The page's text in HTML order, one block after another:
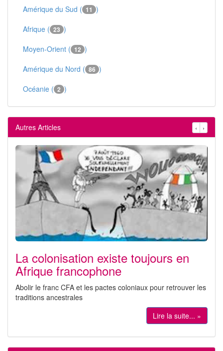
Amérique du Sud ( 11 )
Afrique ( 23 )
Moyen-Orient ( 12 )
Amérique du Nord ( 86 )
Océanie ( 2 )
Autres Articles ‹ ›
La colonisation existe toujours en
Afrique francophone
Abolir le franc CFA et les pactes coloniaux pour retrouver les
traditions ancestrales
Lire la suite... »